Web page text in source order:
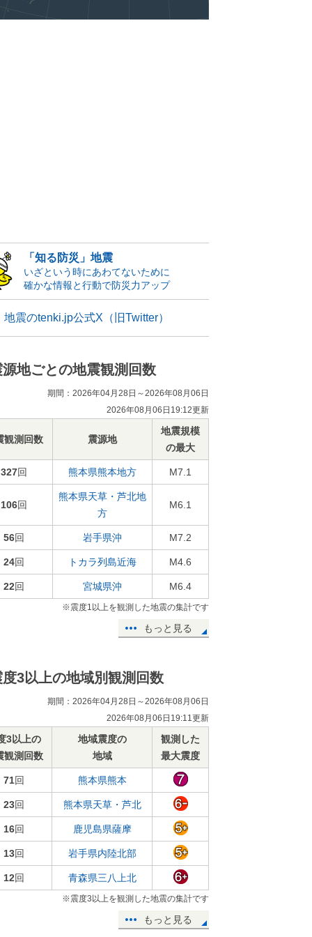
「知る防災」地震
いざという時にあわてないために
確かな情報と行動で防災力アップ
地震のtenki.jp公式X（旧Twitter）
源地ごとの地震観測回数
期間：2026年04月28日～2026年08月06日
2026年08月06日19:12更新
観測回数 震源地
地震規模
の最大
327回 熊本県熊本地方 M7.1
106回
熊本県天草・芦北地
方
M6.1
56回 岩手県沖 M7.2
24回 トカラ列島近海 M4.6
22回 宮城県沖 M6.4
※震度1以上を観測した地震の集計です
もっと見る
度3以上の地域別観測回数
期間：2026年04月28日～2026年08月06日
2026年08月06日19:11更新
3以上の
観測回数
地域震度の
地域
観測した
最大震度
71回 熊本県熊本
23回 熊本県天草・芦北
16回 鹿児島県薩摩
13回 岩手県内陸北部
12回 青森県三八上北
※震度3以上を観測した地震の集計です
もっと見る